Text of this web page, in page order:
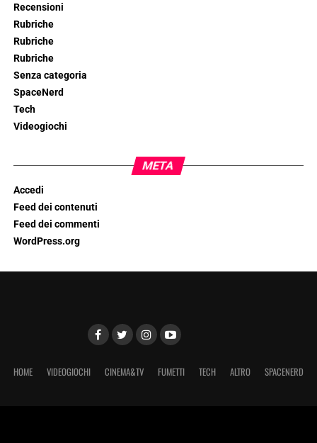
Recensioni
Rubriche
Rubriche
Rubriche
Senza categoria
SpaceNerd
Tech
Videogiochi
META
Accedi
Feed dei contenuti
Feed dei commenti
WordPress.org
HOME VIDEOGIOCHI CINEMA&TV FUMETTI TECH ALTRO SPACENERD